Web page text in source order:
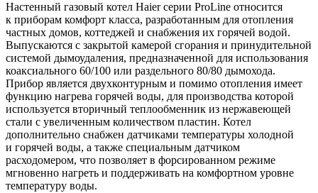
Настенный газовый котел Haier серии ProLine относится
к приборам комфорт класса, разработанным для отопления
частных домов, коттеджей и снабжения их горячей водой.
Выпускаются с закрытой камерой сгорания и принудительной
системой дымоудаления, предназначенной для использования
коаксиального 60/100 или раздельного 80/80 дымохода.
Прибор является двухконтурным и помимо отопления имеет
функцию нагрева горячей воды, для производства которой
используется вторичный теплообменник из нержавеющей
стали с увеличенным количеством пластин. Котел
дополнительно снабжен датчиками температуры холодной
и горячей воды, а также специальным датчиком
расходомером, что позволяет в форсированном режиме
мгновенно нагреть и поддерживать на комфортном уровне
температуру воды.